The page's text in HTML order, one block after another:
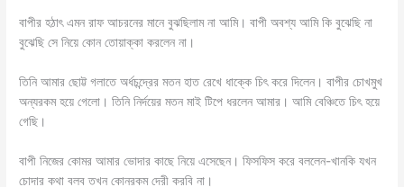
বাপীর হঠাৎ এমন রাফ আচরনের মানে বুঝছিলাম না আমি। বাপী অবশ্য আমি কি বুঝেছি না
বুঝেছি সে নিয়ে কোন তোয়াক্কা করলেন না।
তিনি আমার ছোট্ট গলাতে অর্ধচন্দ্রের মতন হাত রেখে ধাক্কে চিৎ করে দিলেন। বাপীর চোখমুখ
অন্যরকম হয়ে গেলো। তিনি নির্দয়ের মতন মাই টিপে ধরলেন আমার। আমি বেঞ্চিতে চিৎ হয়ে
গেছি।
বাপী নিজের কোমর আমার ভোদার কাছে নিয়ে এসেছেন। ফিসফিস করে বললেন-খানকি যখন
চোদার কথা বলব তখন কোনরকম দেরী করবি না।